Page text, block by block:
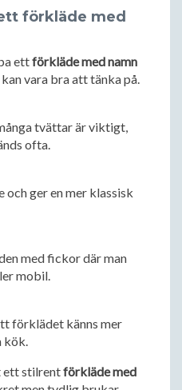
förkläde med
ettförkläde med namn
vara bra att tänka på.
tvättar är viktigt,
ofta.
ger en mer klassisk
med fickor där man
mobil.
förklädet känns mer
ett stilrentförkläde med